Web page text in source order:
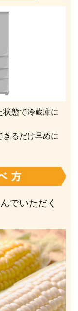
状態で冷蔵庫に
きるだけ早めに
でいただく